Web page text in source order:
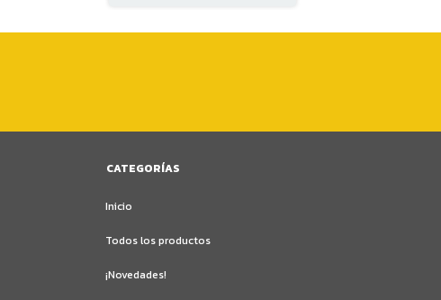
CATEGORÍAS
Inicio
Todos los productos
¡Novedades!